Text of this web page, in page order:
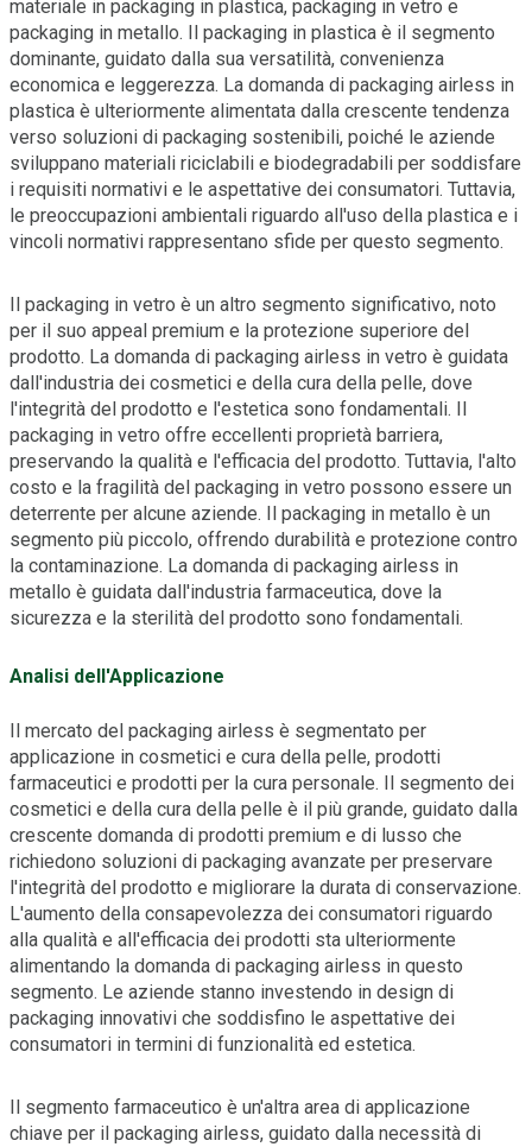
materiale in packaging in plastica, packaging in vetro e
packaging in metallo. Il packaging in plastica è il segmento
dominante, guidato dalla sua versatilità, convenienza
economica e leggerezza. La domanda di packaging airless in
plastica è ulteriormente alimentata dalla crescente tendenza
verso soluzioni di packaging sostenibili, poiché le aziende
sviluppano materiali riciclabili e biodegradabili per soddisfare
i requisiti normativi e le aspettative dei consumatori. Tuttavia,
le preoccupazioni ambientali riguardo all'uso della plastica e i
vincoli normativi rappresentano sfide per questo segmento.
Il packaging in vetro è un altro segmento significativo, noto
per il suo appeal premium e la protezione superiore del
prodotto. La domanda di packaging airless in vetro è guidata
dall'industria dei cosmetici e della cura della pelle, dove
l'integrità del prodotto e l'estetica sono fondamentali. Il
packaging in vetro offre eccellenti proprietà barriera,
preservando la qualità e l'efficacia del prodotto. Tuttavia, l'alto
costo e la fragilità del packaging in vetro possono essere un
deterrente per alcune aziende. Il packaging in metallo è un
segmento più piccolo, offrendo durabilità e protezione contro
la contaminazione. La domanda di packaging airless in
metallo è guidata dall'industria farmaceutica, dove la
sicurezza e la sterilità del prodotto sono fondamentali.
Analisi dell'Applicazione
Il mercato del packaging airless è segmentato per
applicazione in cosmetici e cura della pelle, prodotti
farmaceutici e prodotti per la cura personale. Il segmento dei
cosmetici e della cura della pelle è il più grande, guidato dalla
crescente domanda di prodotti premium e di lusso che
richiedono soluzioni di packaging avanzate per preservare
l'integrità del prodotto e migliorare la durata di conservazione.
L'aumento della consapevolezza dei consumatori riguardo
alla qualità e all'efficacia dei prodotti sta ulteriormente
alimentando la domanda di packaging airless in questo
segmento. Le aziende stanno investendo in design di
packaging innovativi che soddisfino le aspettative dei
consumatori in termini di funzionalità ed estetica.
Il segmento farmaceutico è un'altra area di applicazione
chiave per il packaging airless, guidato dalla necessità di